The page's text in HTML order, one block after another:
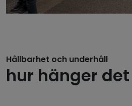
Hållbarhet och underhåll
hur hänger